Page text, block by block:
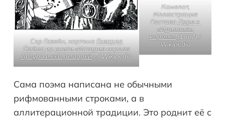
Сэр Гавейн,картинаГоварда
Пайлаизкниги «История короля
Артура и его рыцарей» / Wikipedia
Камелот,
Иллюстрация
ГюставаДоре к
«Идиллиям
короля»(1867) /
Wikipedia
Сама поэма написана не обычными
рифмованными строками, а в
аллитерационной традиции. Это роднит её с